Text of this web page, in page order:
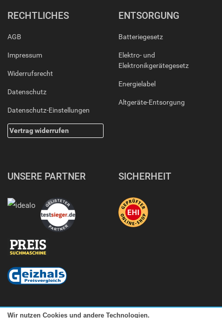
RECHTLICHES
AGB
Impressum
Widerrufsrecht
Datenschutz
Datenschutz-Einstellungen
Vertrag widerrufen
ENTSORGUNG
Batteriegesetz
Elektro- und
Elektronikgerätegesetz
Energielabel
Altgeräte-Entsorgung
UNSERE PARTNER SICHERHEIT
Wir nutzen Cookies und andere Technologien.